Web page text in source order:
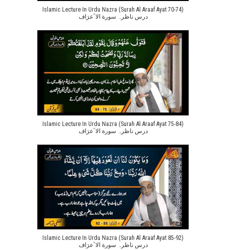
Islamic Lecture In Urdu Nazra (Surah Al Araaf Ayat 70-74)
درس ناظرہ سورة الاٴعرَاف
Islamic Lecture In Urdu Nazra (Surah Al Araaf Ayat 75-84)
درس ناظرہ سورة الاٴعرَاف
Islamic Lecture In Urdu Nazra (Surah Al Araaf Ayat 85-92)
درس ناظرہ سورة الاٴعرَاف